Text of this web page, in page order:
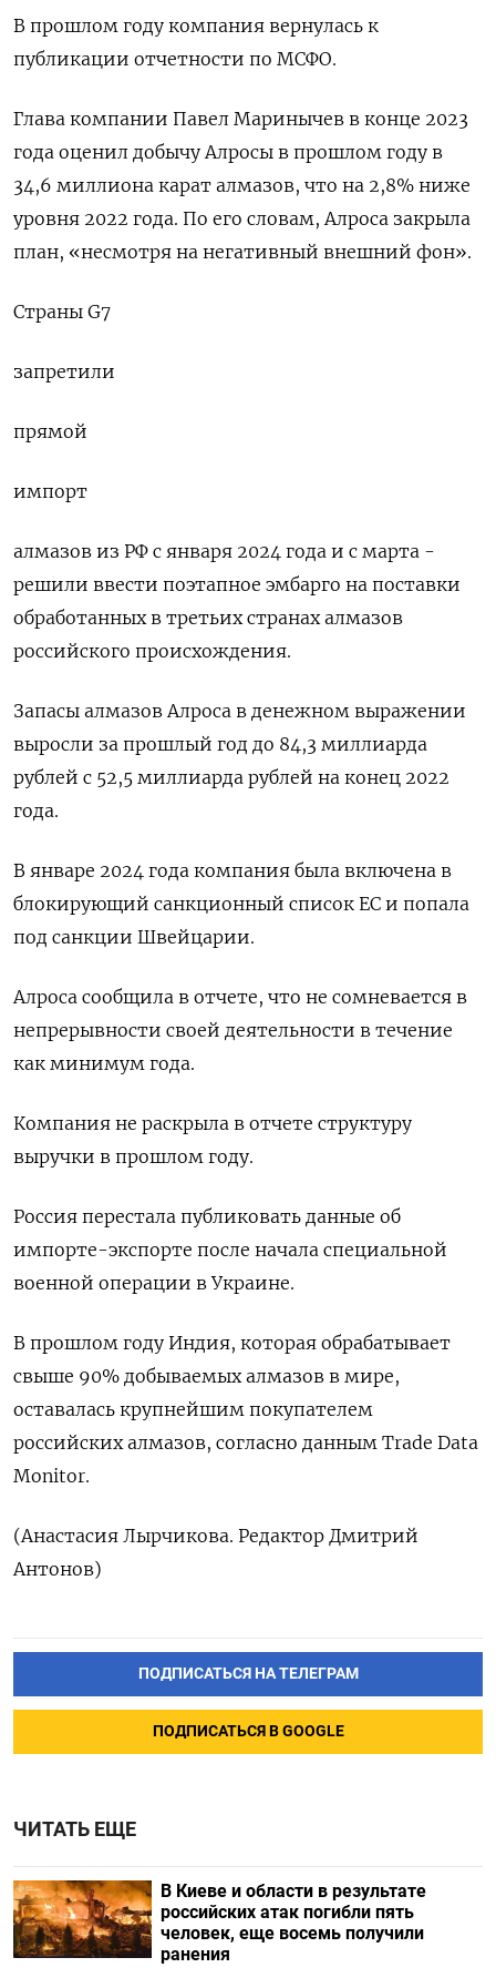
В прошлом году компания вернулась к
публикации отчетности по МСФО.
Глава компании Павел Маринычев в конце 2023
года оценил добычу Алросы в прошлом году в
34,6 миллиона карат алмазов, что на 2,8% ниже
уровня 2022 года. По его словам, Алроса закрыла
план, «несмотря на негативный внешний фон».
Страны G7
запретили
прямой
импорт
алмазов из РФ с января 2024 года и с марта -
решили ввести поэтапное эмбарго на поставки
обработанных в третьих странах алмазов
российского происхождения.
Запасы алмазов Алроса в денежном выражении
выросли за прошлый год до 84,3 миллиарда
рублей с 52,5 миллиарда рублей на конец 2022
года.
В январе 2024 года компания была включена в
блокирующий санкционный список ЕС и попала
под санкции Швейцарии.
Алроса сообщила в отчете, что не сомневается в
непрерывности своей деятельности в течение
как минимум года.
Компания не раскрыла в отчете структуру
выручки в прошлом году.
Россия перестала публиковать данные об
импорте-экспорте после начала специальной
военной операции в Украине.
В прошлом году Индия, которая обрабатывает
свыше 90% добываемых алмазов в мире,
оставалась крупнейшим покупателем
российских алмазов, согласно данным Trade Data
Monitor.
(Анастасия Лырчикова. Редактор Дмитрий
Антонов)
ПОДПИСАТЬСЯ НА ТЕЛЕГРАМ
ПОДПИСАТЬСЯ В GOOGLE
ЧИТАТЬ ЕЩЕ
В Киеве и области в результате
российских атак погибли пять
человек, еще восемь получили
ранения